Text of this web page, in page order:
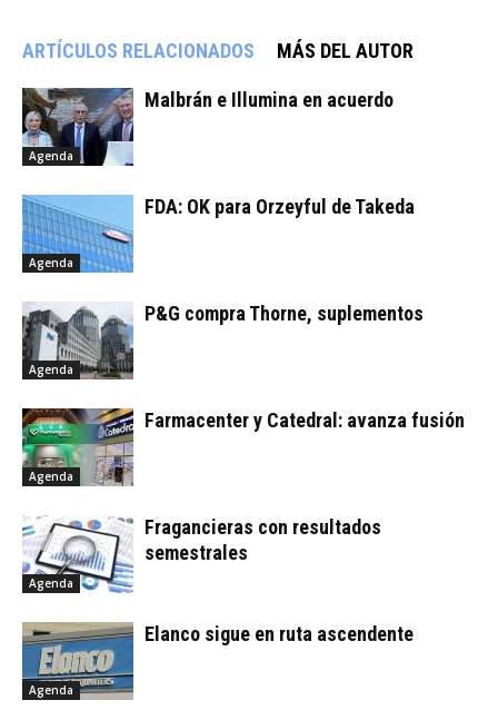
ARTÍCULOS RELACIONADOS MÁS DEL AUTOR
Agenda
Malbrán e Illumina en acuerdo
Agenda
FDA: OK para Orzeyful de Takeda
Agenda
P&G compra Thorne, suplementos
Agenda
Farmacenter y Catedral: avanza fusión
Agenda
Fragancieras con resultados
semestrales
Agenda
Elanco sigue en ruta ascendente